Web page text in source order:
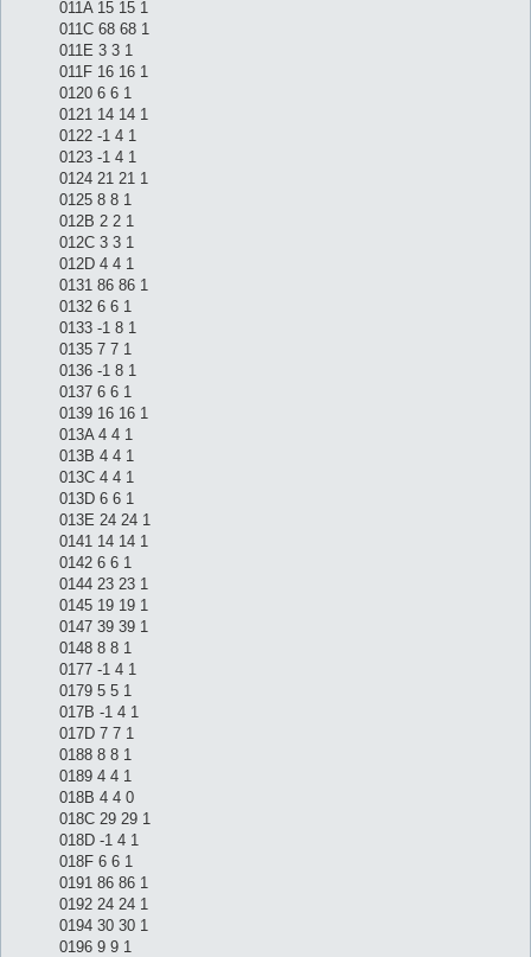
011A 15 15 1
011C 68 68 1
011E 3 3 1
011F 16 16 1
0120 6 6 1
0121 14 14 1
0122 -1 4 1
0123 -1 4 1
0124 21 21 1
0125 8 8 1
012B 2 2 1
012C 3 3 1
012D 4 4 1
0131 86 86 1
0132 6 6 1
0133 -1 8 1
0135 7 7 1
0136 -1 8 1
0137 6 6 1
0139 16 16 1
013A 4 4 1
013B 4 4 1
013C 4 4 1
013D 6 6 1
013E 24 24 1
0141 14 14 1
0142 6 6 1
0144 23 23 1
0145 19 19 1
0147 39 39 1
0148 8 8 1
0177 -1 4 1
0179 5 5 1
017B -1 4 1
017D 7 7 1
0188 8 8 1
0189 4 4 1
018B 4 4 0
018C 29 29 1
018D -1 4 1
018F 6 6 1
0191 86 86 1
0192 24 24 1
0194 30 30 1
0196 9 9 1